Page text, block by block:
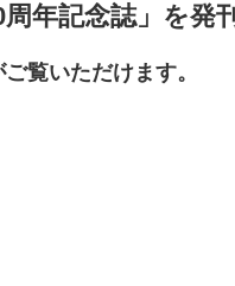
年記念誌」を発
覧いただけます。